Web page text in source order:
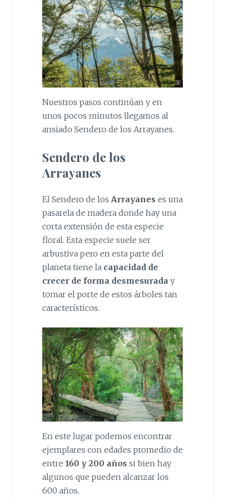
Nuestros pasos continúan y en
unos pocos minutos llegamos al
ansiado Sendero de los Arrayanes.
Sendero de los
Arrayanes
El Sendero de los Arrayanes es una
pasarela de madera donde hay una
corta extensión de esta especie
floral. Esta especie suele ser
arbustiva pero en esta parte del
planeta tiene la capacidad de
crecer de forma desmesurada y
tomar el porte de estos árboles tan
característicos.
En este lugar podemos encontrar
ejemplares con edades promedio de
entre 160 y 200 años si bien hay
algunos que pueden alcanzar los
600 años.